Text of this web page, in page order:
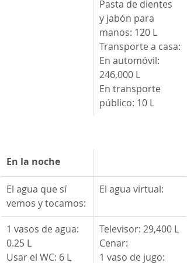
Pasta de dientes
y jabón para
manos: 120 L
Transporte a casa:
En automóvil:
246,000 L
En transporte
público: 10 L
​En la noche
El agua que sí
vemos y tocamos:
El agua virtual:
​1 vasos de agua:
0.25 L
Usar el WC: 6 L
​Televisor: 29,400 L
Cenar:
1 vaso de jugo: